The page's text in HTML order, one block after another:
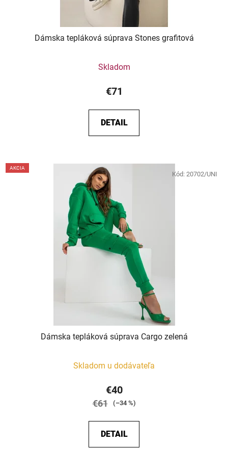
Dámska tepláková súprava Stones grafitová
Skladom
€71
DETAIL
AKCIA
Dámska tepláková súprava Cargo zelená
Skladom u dodávateľa
€40
€61 (–34 %)
DETAIL
Kód: 20702/UNI